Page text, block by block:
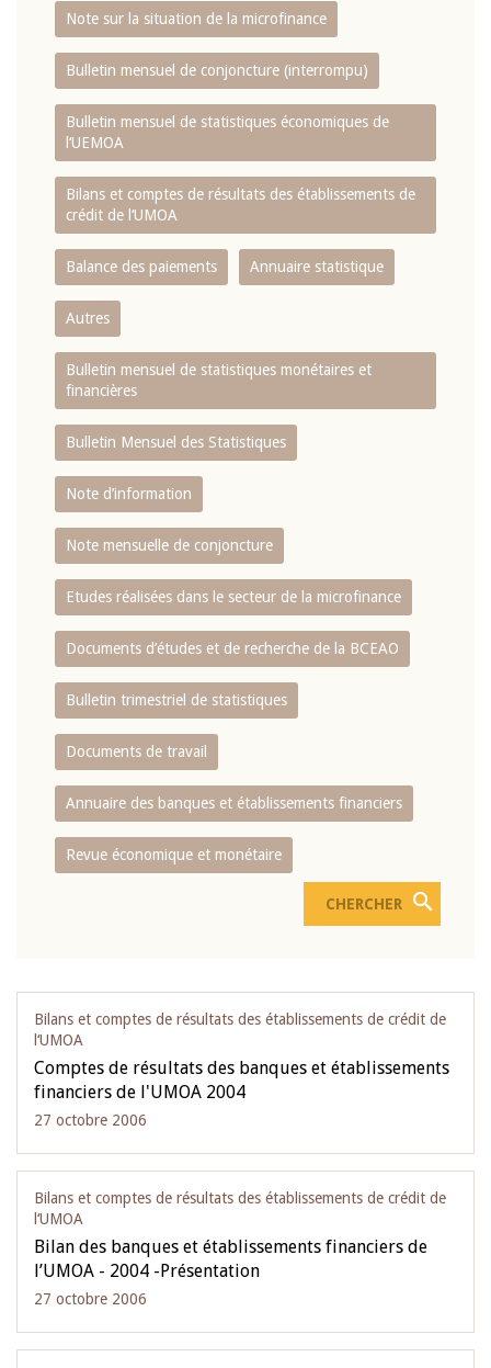
Note sur la situation de la microfinance
Bulletin mensuel de conjoncture (interrompu)
Bulletin mensuel de statistiques économiques de
l‘UEMOA
Bilans et comptes de résultats des établissements de
crédit de l‘UMOA
Balance des paiements Annuaire statistique
Autres
Bulletin mensuel de statistiques monétaires et
financières
Bulletin Mensuel des Statistiques
Note d’information
Note mensuelle de conjoncture
Etudes réalisées dans le secteur de la microfinance
Documents d’études et de recherche de la BCEAO
Bulletin trimestriel de statistiques
Documents de travail
Annuaire des banques et établissements financiers
Revue économique et monétaire
Bilans et comptes de résultats des établissements de crédit de
l‘UMOA
Comptes de résultats des banques et établissements
financiers de l'UMOA 2004
27 octobre 2006
Bilans et comptes de résultats des établissements de crédit de
l‘UMOA
Bilan des banques et établissements financiers de
l’UMOA - 2004 -Présentation
27 octobre 2006